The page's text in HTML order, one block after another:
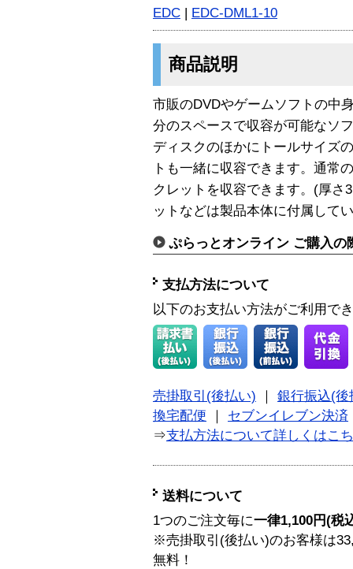
EDC | EDC-DML1-10
商品説明
市販のDVDやゲームソフトの中
分のスペースで収容が可能なソ
ディスクのほかにトールサイズ
トも一緒に収容できます。通常
クレットを収容できます。(厚
ットなどは製品本体に付属して
ぷらっとオンライン ご購入の
支払方法について
以下のお支払い方法がご利用で
売掛取引(後払い)
銀行振込(後
換宅配便
セブンイレブン決済
⇒支払方法について詳しくはこ
送料について
1つのご注文毎に一律1,100円(税
※売掛取引(後払い)のお客様は
無料！